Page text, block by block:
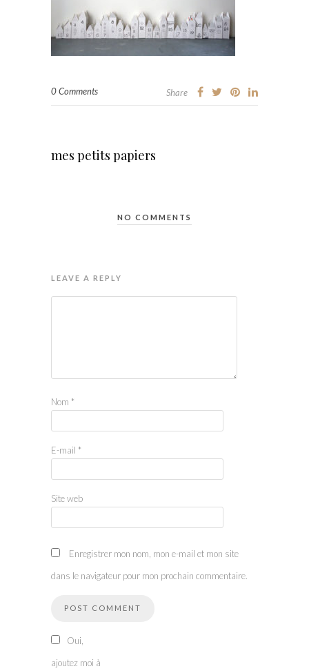
0 Comments Share
mes petits papiers
NO COMMENTS
LEAVE A REPLY
Nom *
E-mail *
Site web
Enregistrer mon nom, mon e-mail et mon site
dans le navigateur pour mon prochain commentaire.
Oui,
ajoutez moi à